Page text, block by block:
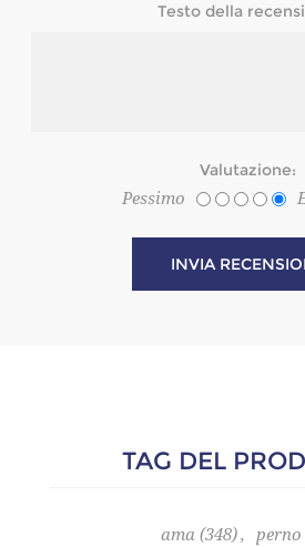
Testo della
Valutazione:
Pessimo
TAG DEL
ama (348), perno